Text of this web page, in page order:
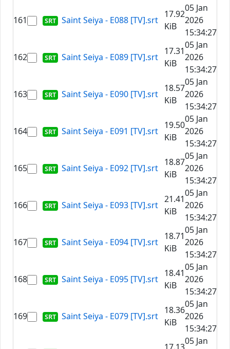
161 Saint Seiya - E088 [TV].srt
17.92
KiB
05 Jan
2026
15:34:27
162 Saint Seiya - E089 [TV].srt
17.31
KiB
05 Jan
2026
15:34:27
163 Saint Seiya - E090 [TV].srt
18.57
KiB
05 Jan
2026
15:34:27
164 Saint Seiya - E091 [TV].srt
19.50
KiB
05 Jan
2026
15:34:27
165 Saint Seiya - E092 [TV].srt
18.87
KiB
05 Jan
2026
15:34:27
166 Saint Seiya - E093 [TV].srt
21.41
KiB
05 Jan
2026
15:34:27
167 Saint Seiya - E094 [TV].srt
18.71
KiB
05 Jan
2026
15:34:27
168 Saint Seiya - E095 [TV].srt
18.41
KiB
05 Jan
2026
15:34:27
169 Saint Seiya - E079 [TV].srt
18.36
KiB
05 Jan
2026
15:34:27
05 Jan